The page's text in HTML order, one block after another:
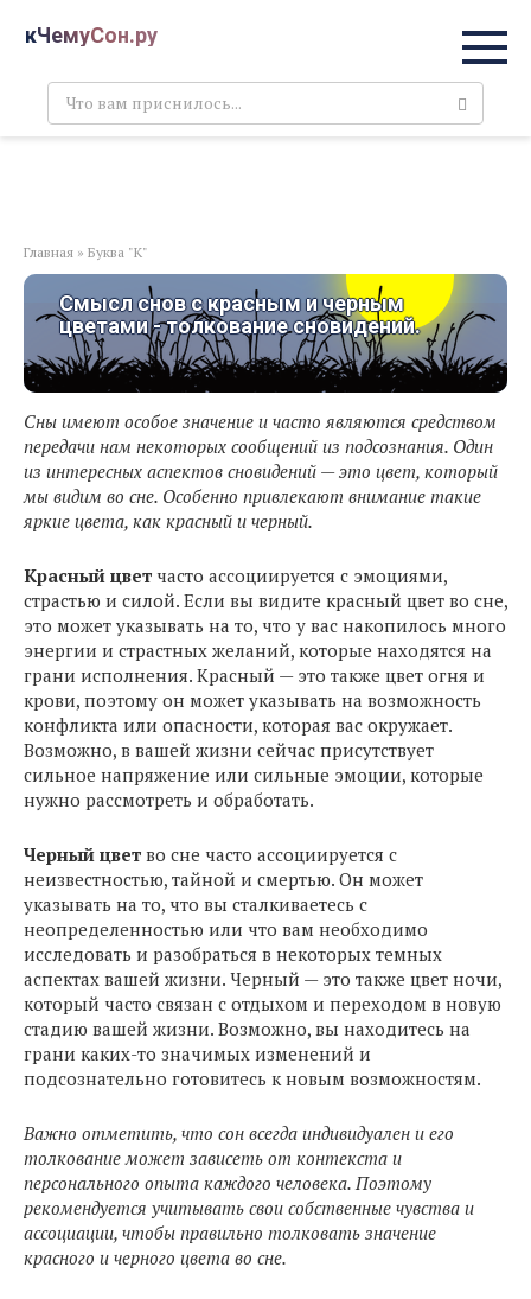
кЧемуСон.ру
Поиск:
Главная » Буква "К"
Смысл снов с красным и черным
цветами - толкование сновидений.
Сны имеют особое значение и часто являются средством
передачи нам некоторых сообщений из подсознания. Один
из интересных аспектов сновидений — это цвет, который
мы видим во сне. Особенно привлекают внимание такие
яркие цвета, как красный и черный.
Красный цвет часто ассоциируется с эмоциями,
страстью и силой. Если вы видите красный цвет во сне,
это может указывать на то, что у вас накопилось много
энергии и страстных желаний, которые находятся на
грани исполнения. Красный — это также цвет огня и
крови, поэтому он может указывать на возможность
конфликта или опасности, которая вас окружает.
Возможно, в вашей жизни сейчас присутствует
сильное напряжение или сильные эмоции, которые
нужно рассмотреть и обработать.
Черный цвет во сне часто ассоциируется с
неизвестностью, тайной и смертью. Он может
указывать на то, что вы сталкиваетесь с
неопределенностью или что вам необходимо
исследовать и разобраться в некоторых темных
аспектах вашей жизни. Черный — это также цвет ночи,
который часто связан с отдыхом и переходом в новую
стадию вашей жизни. Возможно, вы находитесь на
грани каких-то значимых изменений и
подсознательно готовитесь к новым возможностям.
Важно отметить, что сон всегда индивидуален и его
толкование может зависеть от контекста и
персонального опыта каждого человека. Поэтому
рекомендуется учитывать свои собственные чувства и
ассоциации, чтобы правильно толковать значение
красного и черного цвета во сне.